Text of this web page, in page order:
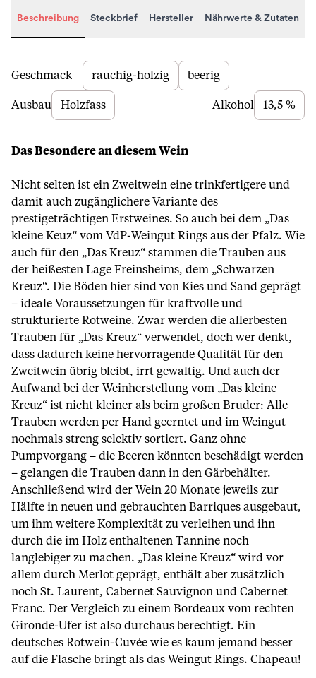
Beschreibung Steckbrief Hersteller Nährwerte & Zutaten
Beschreibung
Geschmack rauchig-holzig beerig
Ausbau Holzfass Alkohol 13,5 %
Das Besondere an diesem Wein
Nicht selten ist ein Zweitwein eine trinkfertigere und
damit auch zugänglichere Variante des
prestigeträchtigen Erstweines. So auch bei dem „Das
kleine Keuz“ vom VdP-Weingut Rings aus der Pfalz. Wie
auch für den „Das Kreuz“ stammen die Trauben aus
der heißesten Lage Freinsheims, dem „Schwarzen
Kreuz“. Die Böden hier sind von Kies und Sand geprägt
– ideale Voraussetzungen für kraftvolle und
strukturierte Rotweine. Zwar werden die allerbesten
Trauben für „Das Kreuz“ verwendet, doch wer denkt,
dass dadurch keine hervorragende Qualität für den
Zweitwein übrig bleibt, irrt gewaltig. Und auch der
Aufwand bei der Weinherstellung vom „Das kleine
Kreuz“ ist nicht kleiner als beim großen Bruder: Alle
Trauben werden per Hand geerntet und im Weingut
nochmals streng selektiv sortiert. Ganz ohne
Pumpvorgang – die Beeren könnten beschädigt werden
– gelangen die Trauben dann in den Gärbehälter.
Anschließend wird der Wein 20 Monate jeweils zur
Hälfte in neuen und gebrauchten Barriques ausgebaut,
um ihm weitere Komplexität zu verleihen und ihn
durch die im Holz enthaltenen Tannine noch
langlebiger zu machen. „Das kleine Kreuz“ wird vor
allem durch Merlot geprägt, enthält aber zusätzlich
noch St. Laurent, Cabernet Sauvignon und Cabernet
Franc. Der Vergleich zu einem Bordeaux vom rechten
Gironde-Ufer ist also durchaus berechtigt. Ein
deutsches Rotwein-Cuvée wie es kaum jemand besser
auf die Flasche bringt als das Weingut Rings. Chapeau!